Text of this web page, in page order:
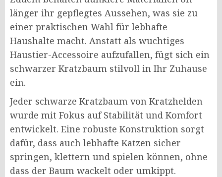
länger ihr gepflegtes Aussehen, was sie zu
einer praktischen Wahl für lebhafte
Haushalte macht. Anstatt als wuchtiges
Haustier-Accessoire aufzufallen, fügt sich ein
schwarzer Kratzbaum stilvoll in Ihr Zuhause
ein.
Jeder schwarze Kratzbaum von Kratzhelden
wurde mit Fokus auf Stabilität und Komfort
entwickelt. Eine robuste Konstruktion sorgt
dafür, dass auch lebhafte Katzen sicher
springen, klettern und spielen können, ohne
dass der Baum wackelt oder umkippt.